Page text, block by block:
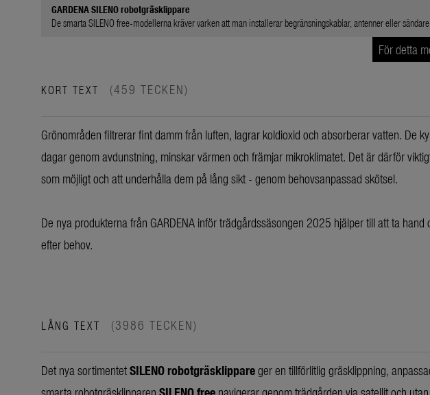
GARDENA SILENO robotgräsklippare
De smarta SILENO free-modellerna kräver varken att man installerar begränsningskablar, antenner eller
För detta
KORT TEXT (459 TECKEN)
Grönområden filtrerar fint damm från luften, lagrar koldioxid och absorberar vatten. De
dagar genom avdunstning, minskar värmen och främjar mikroklimatet. Det är därför
som möjligt och att underhålla dem på lång sikt - genom behovsanpassad skötsel.
De nya produkterna från GARDENA inför trädgårdssäsongen 2025 hjälper till att ta
efter behov.
LÅNG TEXT (3986 TECKEN)
Det nya sortimentetSILENO robotgräsklippareger en tillförlitlig gräsklippning,